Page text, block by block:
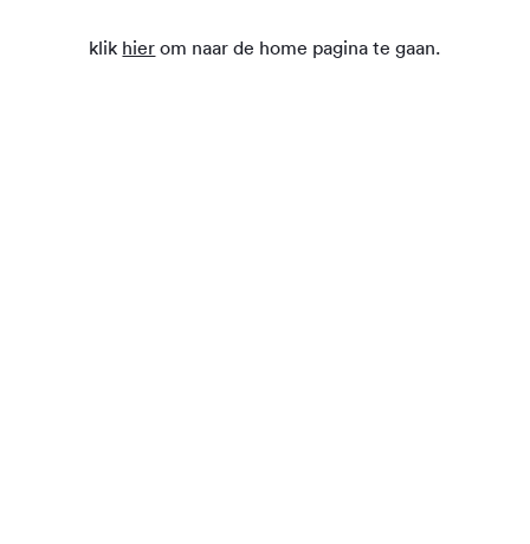
klik hier om naar de home pagina te gaan.